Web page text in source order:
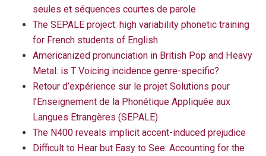
seules et séquences courtes de parole
The SEPALE project: high variability phonetic training
for French students of English
Americanized pronunciation in British Pop and Heavy
Metal: is T Voicing incidence genre-specific?
Retour d’expérience sur le projet Solutions pour
l’Enseignement de la Phonétique Appliquée aux
Langues Etrangères (SEPALE)
The N400 reveals implicit accent-induced prejudice
Difficult to Hear but Easy to See: Accounting for the